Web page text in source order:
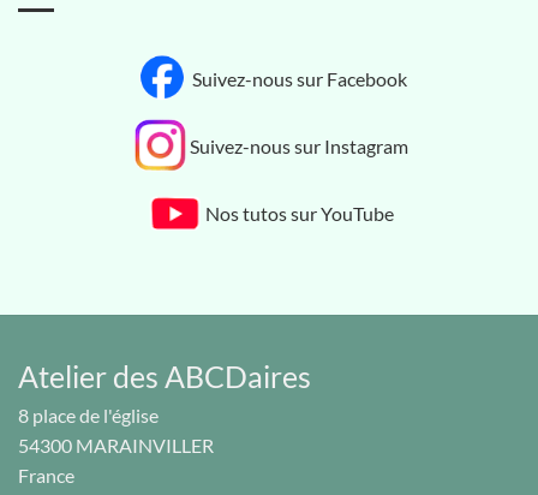
Suivez-nous sur Facebook
Suivez-nous sur Instagram
Nos tutos sur YouTube
Atelier des ABCDaires
8 place de l'église
54300 MARAINVILLER
France